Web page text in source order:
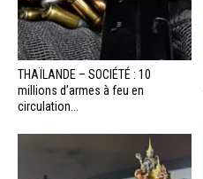
THAÏLANDE – SOCIÉTÉ : 10
millions d’armes à feu en
circulation...